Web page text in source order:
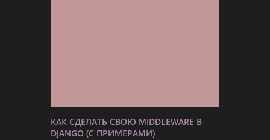
КАК СДЕЛАТЬ СВОЮ MIDDLEWARE В
DJANGO (С ПРИМЕРАМИ)